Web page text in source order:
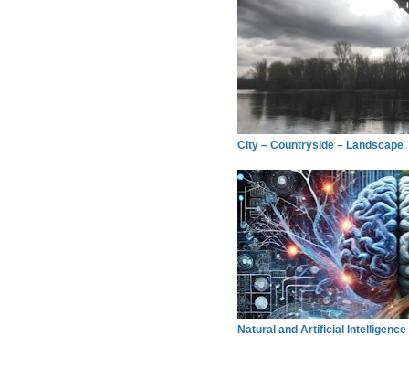
City – Countryside – Landscape
Natural and Artificial Intelligence